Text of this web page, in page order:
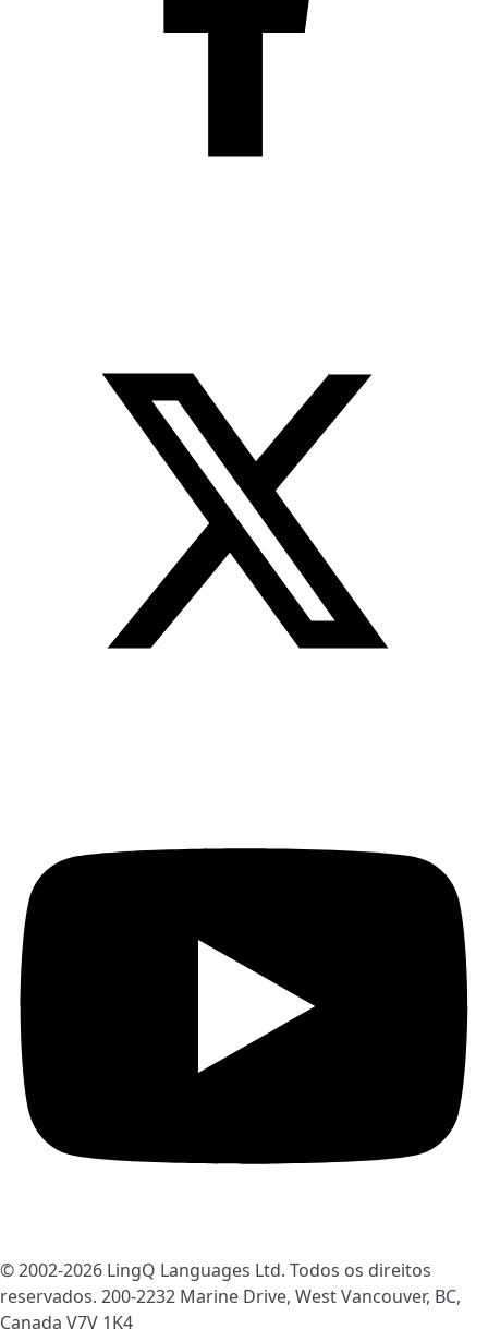
© 2002-2026 LingQ Languages Ltd. Todos os direitos
reservados. 200-2232 Marine Drive, West Vancouver, BC,
Canada V7V 1K4